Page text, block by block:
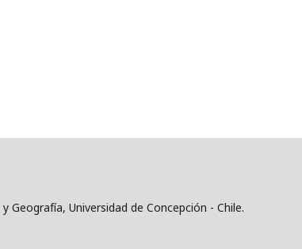
Geografía, Universidad de Concepción - Chile.